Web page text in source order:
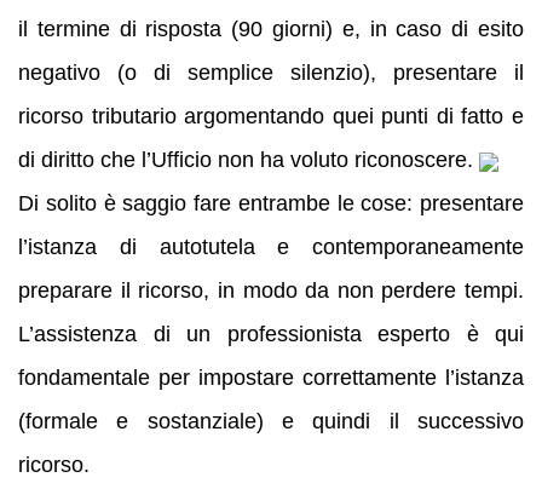
il termine di risposta (90 giorni) e, in caso di esito
negativo (o di semplice silenzio), presentare il
ricorso tributario argomentando quei punti di fatto e
di diritto che l’Ufficio non ha voluto riconoscere.
Di solito è saggio fare entrambe le cose: presentare
l’istanza di autotutela e contemporaneamente
preparare il ricorso, in modo da non perdere tempi.
L’assistenza di un professionista esperto è qui
fondamentale per impostare correttamente l’istanza
(formale e sostanziale) e quindi il successivo
ricorso.